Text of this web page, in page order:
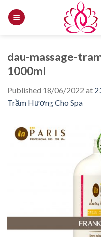
dau-massage-
1000ml
Published 18/06/2022 at
Trầm Hương Cho Spa